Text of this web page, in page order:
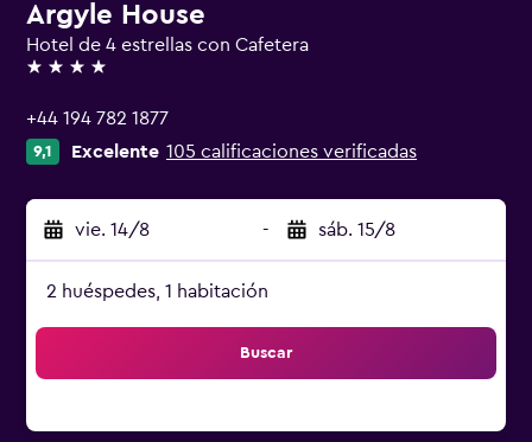
Argyle House
Hotel de 4 estrellas con Cafetera
4 estrellas
+44 194 782 1877
9,1 Excelente 105 calificaciones verificadas
vie. 14/8 - sáb. 15/8
2 huéspedes, 1 habitación
Buscar